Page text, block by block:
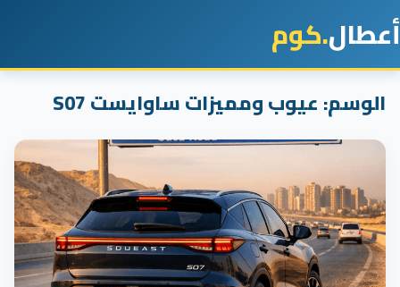
أعطال.كوم
الوسم:عيوب ومميزات ساوايست S07